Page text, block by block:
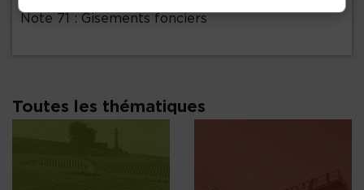
Note 71 : Gisements fonciers
Toutes les thématiques